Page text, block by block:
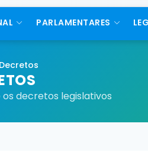
PARLAMENTARES
Decretos
os decretos legislativos